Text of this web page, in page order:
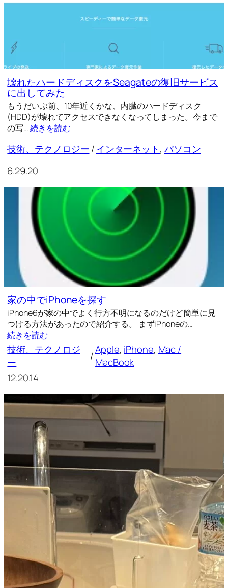
壊れたハードディスクをSeagateの復旧サービス
に出してみた
もうだいぶ前、10年近くかな、内臓のハードディスク
(HDD)が壊れてアクセスできなくなってしまった。今まで
の写…続きを読む
技術、テクノロジー/ インターネット, パソコン
6.29.20
家の中でiPhoneを探す
iPhone6が家の中でよく行方不明になるのだけど簡単に見
つける方法があったので紹介する。 まずiPhoneの…
続きを読む
技術、テクノロジ
ー
/Apple, iPhone, Mac /
MacBook
12.20.14